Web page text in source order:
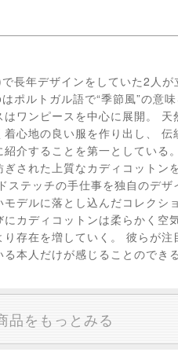
長年デザインをしていた2人
ポルトガル語で“季節風”の意
はワンピースを中心に展開。
着心地の良い服を作り出し、
紹介することを第一としている
された上質なカディコットン
ステッチの手仕事を独自のデ
モデルに落とし込んだコレクシ
カディコットンは柔らかく空
り存在を増していく。 彼らが
本人だけが感じることのでき
品をもっとみる